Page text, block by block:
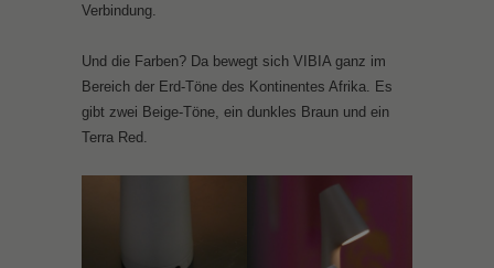
Verbindung.
Und die Farben? Da bewegt sich VIBIA ganz im
Bereich der Erd-Töne des Kontinentes Afrika. Es
gibt zwei Beige-Töne, ein dunkles Braun und ein
Terra Red.